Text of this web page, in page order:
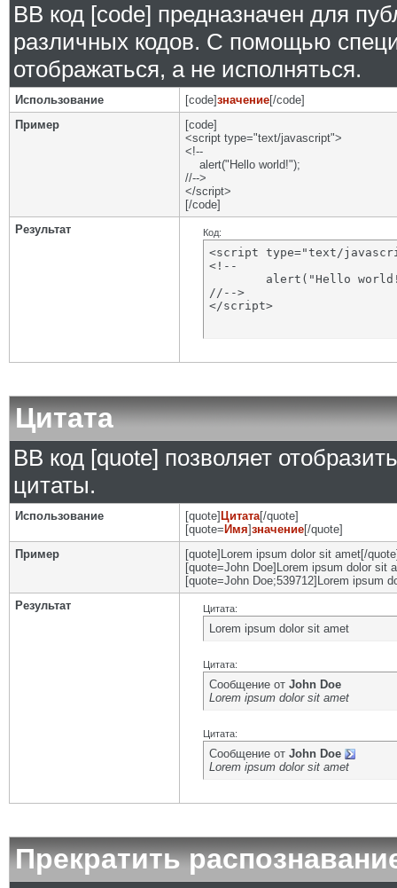
BB код [code] предназначен для
различных кодов. С помощью
отображаться, а не исполняться.
Использование [code]значение[/code]
Пример
[code]
<script type="text/javascript">
<!--
alert("Hello world!");
//-->
</script>
[/code]
Результат
Код:
<script type="text/
<!--
//-->
</script>
Цитата
BB код [quote] позволяет
цитаты.
Использование [quote] Цитата[/quote]
[quote= Имя]значение[/quote]
Пример
[quote]Lorem ipsum dolor sit amet[/
[quote=John Doe]Lorem ipsum dolor sit
[quote=John Doe;539712]Lorem ipsum
Результат
Цитата:
Lorem ipsum dolor sit amet
Цитата:
Сообщение от John Doe
Lorem ipsum dolor sit amet
Цитата:
Сообщение от John Doe
Lorem ipsum dolor sit amet
Прекратить